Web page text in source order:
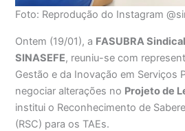
Foto: Reprodução do Instagram
Ontem (19/01), a FASUBRA Sindical
SINASEFE, reuniu-se com
Gestão e da Inovação em Serviços
negociar alterações no Projeto de
institui o Reconhecimento de
(RSC) para os TAEs.